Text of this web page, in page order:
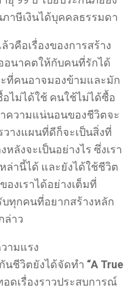
าษีเงินได้บุคคลธรรมดา
วคือเรื่องของการสร้าง
นาคตให้กับคนที่รักได้
ที่คนอาจมองข้ามและมัก
ไม่ได้ใช้ คนใช้ไม่ได้ซื้อ
าความแน่นอนของชีวิตจะ
วางแผนที่ดีก็จะเป็นสิ่งที่
หลังจะเป็นอย่างไร ซึ่งเรา
ล่านี้ได้ และยังได้ใช้ชีวิต
งเราได้อย่างเต็มที่
บทุกคนที่อยากสร้างหลัก
ล่าว
ามแรง
นชีวิตยังได้จัดทำ “A True
อดเรื่องราวประสบการณ์